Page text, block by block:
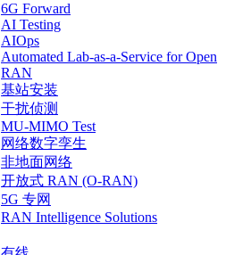
6G Forward
AI Testing
AIOps
Automated Lab-as-a-Service for Open
RAN
基站安装
干扰侦测
MU-MIMO Test
网络数字孪生
非地面网络
开放式 RAN (O-RAN)
5G 专网
RAN Intelligence Solutions